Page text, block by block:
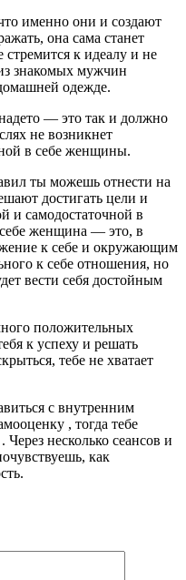
именно они и создают
она сама станет
к идеалу и не
знакомых мужчин
одежде.
— это так и должно
не возникнет
в себе женщины.
ты можешь отнести на
достигать цели и
и самодостаточной в
женщина — это, в
к себе и окружающим
к себе отношения, но
вести себя достойным
положительных
к успеху и решать
тебе не хватает
с внутренним
, тогда тебе
несколько сеансов и
как